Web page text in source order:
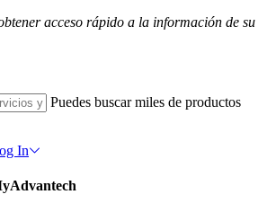
acceso rápido a la información de su
Puedes buscar miles de productos
In